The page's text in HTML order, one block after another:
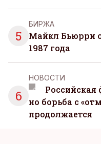
5
БИРЖА
Майкл Бьюрри
1987 года
6
НОВОСТИ
Российская
но борьба с
продолжается